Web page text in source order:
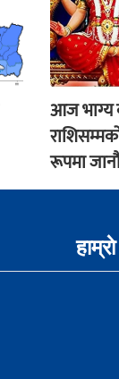
आज भाग्य
रूपमा